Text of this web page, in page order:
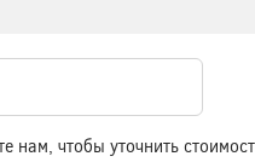
нам, чтобы уточнить